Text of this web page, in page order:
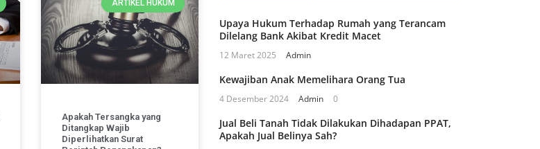
ARTIKEL HUKUM
Apakah Tersangka yang
Ditangkap Wajib
Diperlihatkan Surat
Upaya Hukum Terhadap Rumah yang Terancam
Dilelang Bank Akibat Kredit Macet
12 Maret 2025 Admin
Kewajiban Anak Memelihara Orang Tua
4 Desember 2024 Admin 0
Jual Beli Tanah Tidak Dilakukan Dihadapan PPAT,
Apakah Jual Belinya Sah?